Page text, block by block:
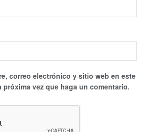
correo electrónico y sitio web en este
próxima vez que haga un comentario.